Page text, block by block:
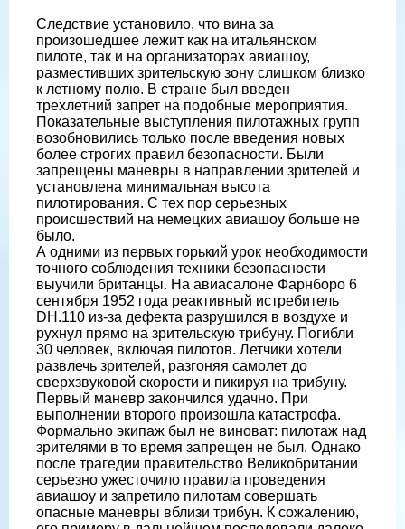
Следствие установило, что вина за
произошедшее лежит как на итальянском
пилоте, так и на организаторах авиашоу,
разместивших зрительскую зону слишком близко
к летному полю. В стране был введен
трехлетний запрет на подобные мероприятия.
Показательные выступления пилотажных групп
возобновились только после введения новых
более строгих правил безопасности. Были
запрещены маневры в направлении зрителей и
установлена минимальная высота
пилотирования. С тех пор серьезных
происшествий на немецких авиашоу больше не
было.
А одними из первых горький урок необходимости
точного соблюдения техники безопасности
выучили британцы. На авиасалоне Фарнборо 6
сентября 1952 года реактивный истребитель
DH.110 из-за дефекта разрушился в воздухе и
рухнул прямо на зрительскую трибуну. Погибли
30 человек, включая пилотов. Летчики хотели
развлечь зрителей, разгоняя самолет до
сверхзвуковой скорости и пикируя на трибуну.
Первый маневр закончился удачно. При
выполнении второго произошла катастрофа.
Формально экипаж был не виноват: пилотаж над
зрителями в то время запрещен не был. Однако
после трагедии правительство Великобритании
серьезно ужесточило правила проведения
авиашоу и запретило пилотам совершать
опасные маневры вблизи трибун. К сожалению,